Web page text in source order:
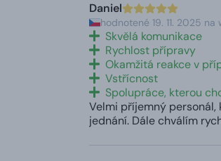
Daniel
hodnotené 19. 11. 2025 na
Skvělá komunikace
Rychlost přípravy
Okamžitá reakce v
Vstřícnost
Spolupráce, kterou
Velmi příjemný personál,
jednání. Dále chválím